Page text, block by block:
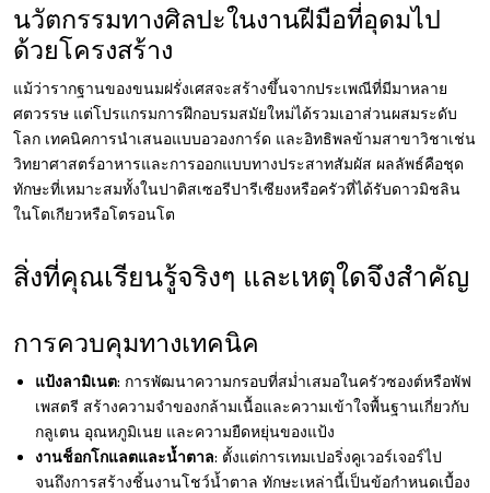
นวัตกรรมทางศิลปะในงานฝีมือที่อุดมไป
ด้วยโครงสร้าง
แม้ว่ารากฐานของขนมฝรั่งเศสจะสร้างขึ้นจากประเพณีที่มีมาหลาย
ศตวรรษ แต่โปรแกรมการฝึกอบรมสมัยใหม่ได้รวมเอาส่วนผสมระดับ
โลก เทคนิคการนำเสนอแบบอวองการ์ด และอิทธิพลข้ามสาขาวิชาเช่น
วิทยาศาสตร์อาหารและการออกแบบทางประสาทสัมผัส ผลลัพธ์คือชุด
ทักษะที่เหมาะสมทั้งในปาติสเซอรีปารีเซียงหรือครัวที่ได้รับดาวมิชลิน
ในโตเกียวหรือโตรอนโต
สิ่งที่คุณเรียนรู้จริงๆ และเหตุใดจึงสำคัญ
การควบคุมทางเทคนิค
แป้งลามิเนต: การพัฒนาความกรอบที่สม่ำเสมอในครัวซองต์หรือพัฟ
เพสตรี สร้างความจำของกล้ามเนื้อและความเข้าใจพื้นฐานเกี่ยวกับ
กลูเตน อุณหภูมิเนย และความยืดหยุ่นของแป้ง
งานช็อกโกแลตและน้ำตาล: ตั้งแต่การเทมเปอริ่งคูเวอร์เจอร์ไป
จนถึงการสร้างชิ้นงานโชว์น้ำตาล ทักษะเหล่านี้เป็นข้อกำหนดเบื้อง